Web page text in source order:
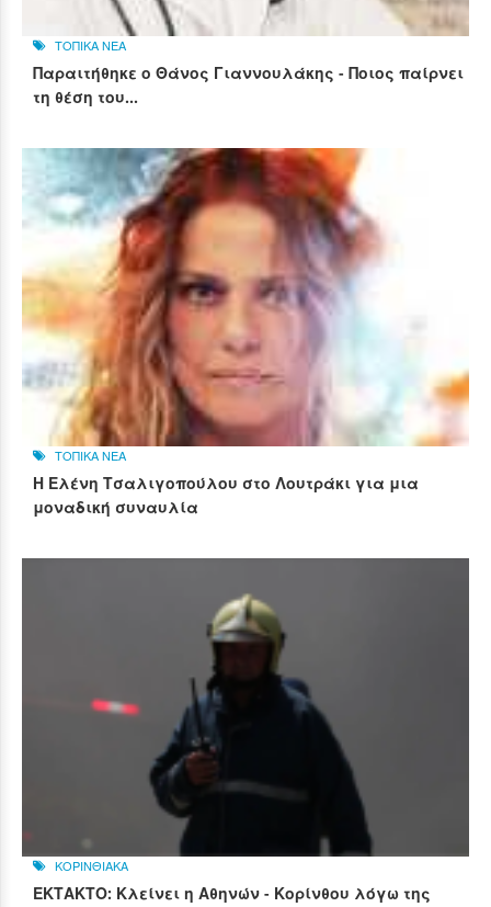
ΤΟΠΙΚΑ ΝΕΑ
Παραιτήθηκε ο Θάνος Γιαννουλάκης - Ποιος παίρνει
τη θέση του...
ΤΟΠΙΚΑ ΝΕΑ
Η Ελένη Τσαλιγοπούλου στο Λουτράκι για μια
μοναδική συναυλία
ΚΟΡΙΝΘΙΑΚΑ
ΕΚΤΑΚΤΟ: Κλείνει η Αθηνών - Κορίνθου λόγω της